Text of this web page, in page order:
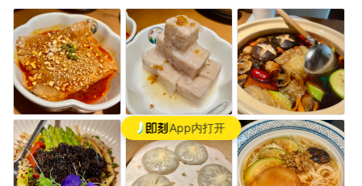
App内打开